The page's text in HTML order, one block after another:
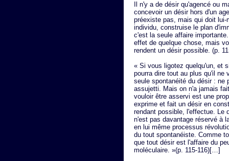
Il n'y a de désir qu'agencé ou
concevoir un désir hors d'un
préexiste pas, mais qui doit
individu, construise le plan
c'est la seule affaire
effet de quelque chose, mais
rendent un désir possible. (p.
« Si vous ligotez quelqu'un, et
pourra dire tout au plus qu'il ne
seule spontanéité du désir : ne
assujetti. Mais on n'a jamais
vouloir être asservi est une
exprime et fait un désir en
rendant possible, l'effectue. Le
n'est pas davantage réservé à
en lui même processus
du tout spontanéiste. Comme
que tout désir est l'affaire du
moléculaire. »(p. 115-116)[…]